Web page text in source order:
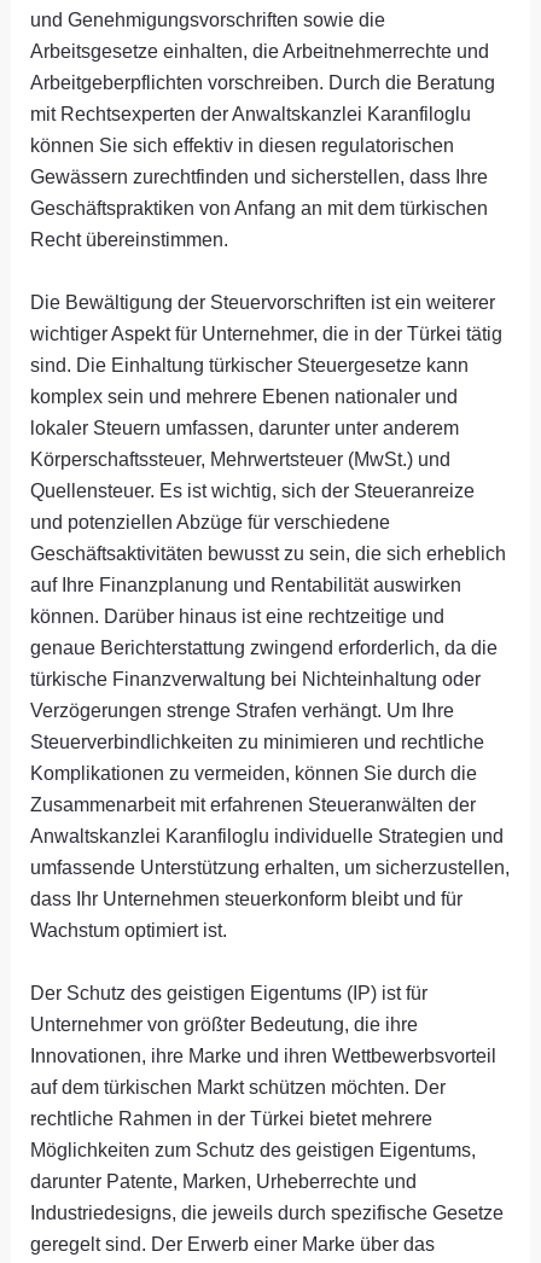
und Genehmigungsvorschriften sowie die
Arbeitsgesetze einhalten, die Arbeitnehmerrechte und
Arbeitgeberpflichten vorschreiben. Durch die Beratung
mit Rechtsexperten der Anwaltskanzlei Karanfiloglu
können Sie sich effektiv in diesen regulatorischen
Gewässern zurechtfinden und sicherstellen, dass Ihre
Geschäftspraktiken von Anfang an mit dem türkischen
Recht übereinstimmen.
Die Bewältigung der Steuervorschriften ist ein weiterer
wichtiger Aspekt für Unternehmer, die in der Türkei tätig
sind. Die Einhaltung türkischer Steuergesetze kann
komplex sein und mehrere Ebenen nationaler und
lokaler Steuern umfassen, darunter unter anderem
Körperschaftssteuer, Mehrwertsteuer (MwSt.) und
Quellensteuer. Es ist wichtig, sich der Steueranreize
und potenziellen Abzüge für verschiedene
Geschäftsaktivitäten bewusst zu sein, die sich erheblich
auf Ihre Finanzplanung und Rentabilität auswirken
können. Darüber hinaus ist eine rechtzeitige und
genaue Berichterstattung zwingend erforderlich, da die
türkische Finanzverwaltung bei Nichteinhaltung oder
Verzögerungen strenge Strafen verhängt. Um Ihre
Steuerverbindlichkeiten zu minimieren und rechtliche
Komplikationen zu vermeiden, können Sie durch die
Zusammenarbeit mit erfahrenen Steueranwälten der
Anwaltskanzlei Karanfiloglu individuelle Strategien und
umfassende Unterstützung erhalten, um sicherzustellen,
dass Ihr Unternehmen steuerkonform bleibt und für
Wachstum optimiert ist.
Der Schutz des geistigen Eigentums (IP) ist für
Unternehmer von größter Bedeutung, die ihre
Innovationen, ihre Marke und ihren Wettbewerbsvorteil
auf dem türkischen Markt schützen möchten. Der
rechtliche Rahmen in der Türkei bietet mehrere
Möglichkeiten zum Schutz des geistigen Eigentums,
darunter Patente, Marken, Urheberrechte und
Industriedesigns, die jeweils durch spezifische Gesetze
geregelt sind. Der Erwerb einer Marke über das